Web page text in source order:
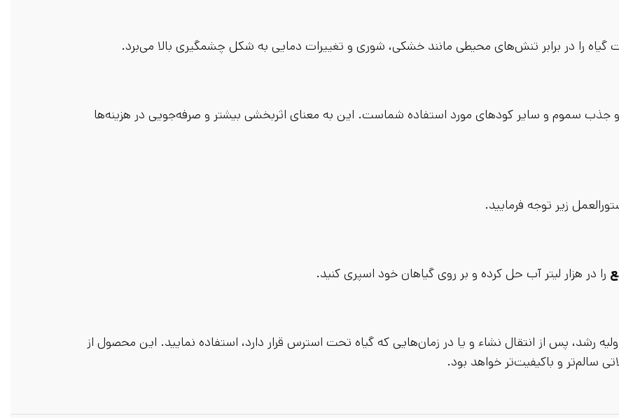
را در برابر تنش‌های محیطی مانند خشکی، شوری و تغییرات دمایی به شکل چشمگیری بالا می‌برد.
و جذب سموم و سایر کودهای مورد استفاده شماست. این به معنای اثربخشی بیشتر و صرفه‌جویی در هزینه‌ها
زیر توجه فرمایید.
را در هزار لیتر آب حل کرده و بر روی گیاهان خود اسپری کنید.
رشد، پس از انتقال نشاء و یا در زمان‌هایی که گیاه تحت استرس قرار دارد، استفاده نمایید. این محصول از
سالم‌تر و باکیفیت‌تر خواهد بود.